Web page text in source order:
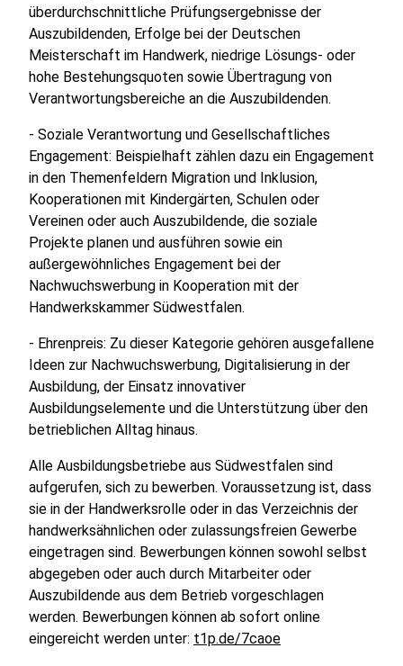
überdurchschnittliche Prüfungsergebnisse der
Auszubildenden, Erfolge bei der Deutschen
Meisterschaft im Handwerk, niedrige Lösungs- oder
hohe Bestehungsquoten sowie Übertragung von
Verantwortungsbereiche an die Auszubildenden.
- Soziale Verantwortung und Gesellschaftliches
Engagement: Beispielhaft zählen dazu ein Engagement
in den Themenfeldern Migration und Inklusion,
Kooperationen mit Kindergärten, Schulen oder
Vereinen oder auch Auszubildende, die soziale
Projekte planen und ausführen sowie ein
außergewöhnliches Engagement bei der
Nachwuchswerbung in Kooperation mit der
Handwerkskammer Südwestfalen.
- Ehrenpreis: Zu dieser Kategorie gehören ausgefallene
Ideen zur Nachwuchswerbung, Digitalisierung in der
Ausbildung, der Einsatz innovativer
Ausbildungselemente und die Unterstützung über den
betrieblichen Alltag hinaus.
Alle Ausbildungsbetriebe aus Südwestfalen sind
aufgerufen, sich zu bewerben. Voraussetzung ist, dass
sie in der Handwerksrolle oder in das Verzeichnis der
handwerksähnlichen oder zulassungsfreien Gewerbe
eingetragen sind. Bewerbungen können sowohl selbst
abgegeben oder auch durch Mitarbeiter oder
Auszubildende aus dem Betrieb vorgeschlagen
werden. Bewerbungen können ab sofort online
eingereicht werden unter: t1p.de/7caoe